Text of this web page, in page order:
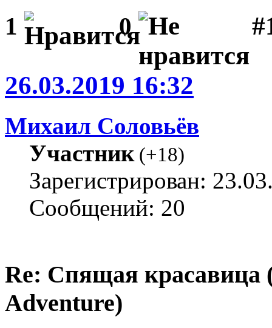
1 0
26.03.2019 16:32
Михаил Соловьёв
Участник(+18)
Зарегистрирован:
Сообщений: 20
Re: Спящая красавица
Adventure)